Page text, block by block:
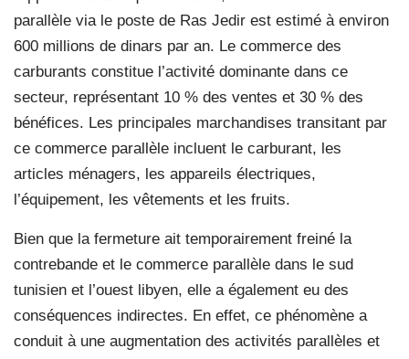
parallèle via le poste de Ras Jedir est estimé à environ
600 millions de dinars par an. Le commerce des
carburants constitue l’activité dominante dans ce
secteur, représentant 10 % des ventes et 30 % des
bénéfices. Les principales marchandises transitant par
ce commerce parallèle incluent le carburant, les
articles ménagers, les appareils électriques,
l’équipement, les vêtements et les fruits.
Bien que la fermeture ait temporairement freiné la
contrebande et le commerce parallèle dans le sud
tunisien et l’ouest libyen, elle a également eu des
conséquences indirectes. En effet, ce phénomène a
conduit à une augmentation des activités parallèles et